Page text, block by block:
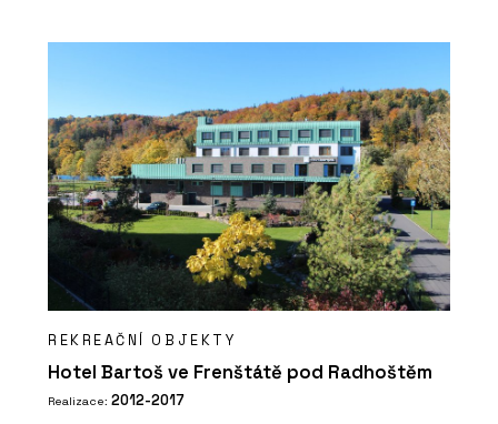
REKREAČNÍ OBJEKTY
Hotel Bartoš ve Frenštátě pod Radhoštěm
Realizace: 2012-2017